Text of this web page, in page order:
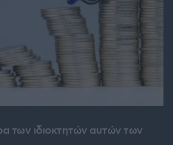
των ιδιοκτητών αυτών των